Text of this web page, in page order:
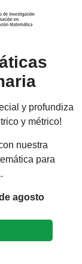
y profundiza
y métrico!
nuestra
para
agosto